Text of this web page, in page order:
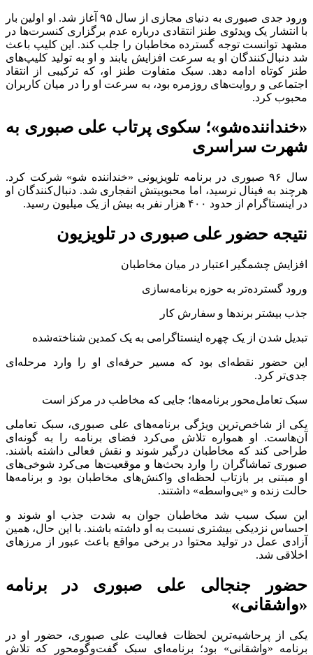
ورود جدی صبوری به دنیای مجازی از سال ۹۵ آغاز شد. او اولین بار
با انتشار یک ویدئوی طنز انتقادی درباره عدم برگزاری کنسرت‌ها در
مشهد توانست توجه گسترده مخاطبان را جلب کند. این کلیپ باعث
شد دنبال‌کنندگان او به سرعت افزایش یابند و او به تولید کلیپ‌های
طنز کوتاه ادامه دهد. سبک متفاوت طنز او، که ترکیبی از انتقاد
اجتماعی و روایت‌های روزمره بود، به سرعت او را در میان کاربران
محبوب کرد.
«خنداننده‌شو»؛ سکوی پرتاب علی صبوری به
شهرت سراسری
سال ۹۶ صبوری در برنامه تلویزیونی «خنداننده شو» شرکت کرد.
هرچند به فینال نرسید، اما محبوبیتش انفجاری شد. دنبال‌کنندگان او
در اینستاگرام از حدود ۴۰۰ هزار نفر به بیش از یک میلیون رسید.
نتیجه حضور علی صبوری در تلویزیون
افزایش چشمگیر اعتبار در میان مخاطبان
ورود گسترده‌تر به حوزه برنامه‌سازی
جذب بیشتر برندها و سفارش کار
تبدیل شدن از یک چهره اینستاگرامی به یک کمدین شناخته‌شده
این حضور نقطه‌ای بود که مسیر حرفه‌ای او را وارد مرحله‌ای
جدی‌تر کرد.
سبک تعامل‌محور برنامه‌ها؛ جایی که مخاطب در مرکز است
یکی از شاخص‌ترین ویژگی برنامه‌های علی صبوری، سبک تعاملی
آن‌هاست. او همواره تلاش می‌کرد فضای برنامه را به گونه‌ای
طراحی کند که مخاطبان درگیر شوند و نقش فعالی داشته باشند.
صبوری تماشاگران را وارد بحث‌ها و موقعیت‌ها می‌کرد شوخی‌های
او مبتنی بر بازتاب لحظه‌ای واکنش‌های مخاطبان بود و برنامه‌ها
حالت زنده و «بی‌واسطه» داشتند.
این سبک سبب شد مخاطبان جوان به شدت جذب او شوند و
احساس نزدیکی بیشتری نسبت به او داشته باشند. با این حال، همین
آزادی عمل در تولید محتوا در برخی مواقع باعث عبور از مرزهای
اخلاقی شد.
حضور جنجالی علی صبوری در برنامه
«واشقانی»
یکی از پرحاشیه‌ترین لحظات فعالیت علی صبوری، حضور او در
برنامه «واشقانی» بود؛ برنامه‌ای سبک گفت‌وگومحور که تلاش